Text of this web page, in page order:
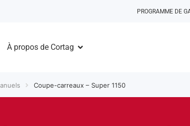
PROGRAMME DE
À propos de Cortag
Coupe-carreaux – Super 1150